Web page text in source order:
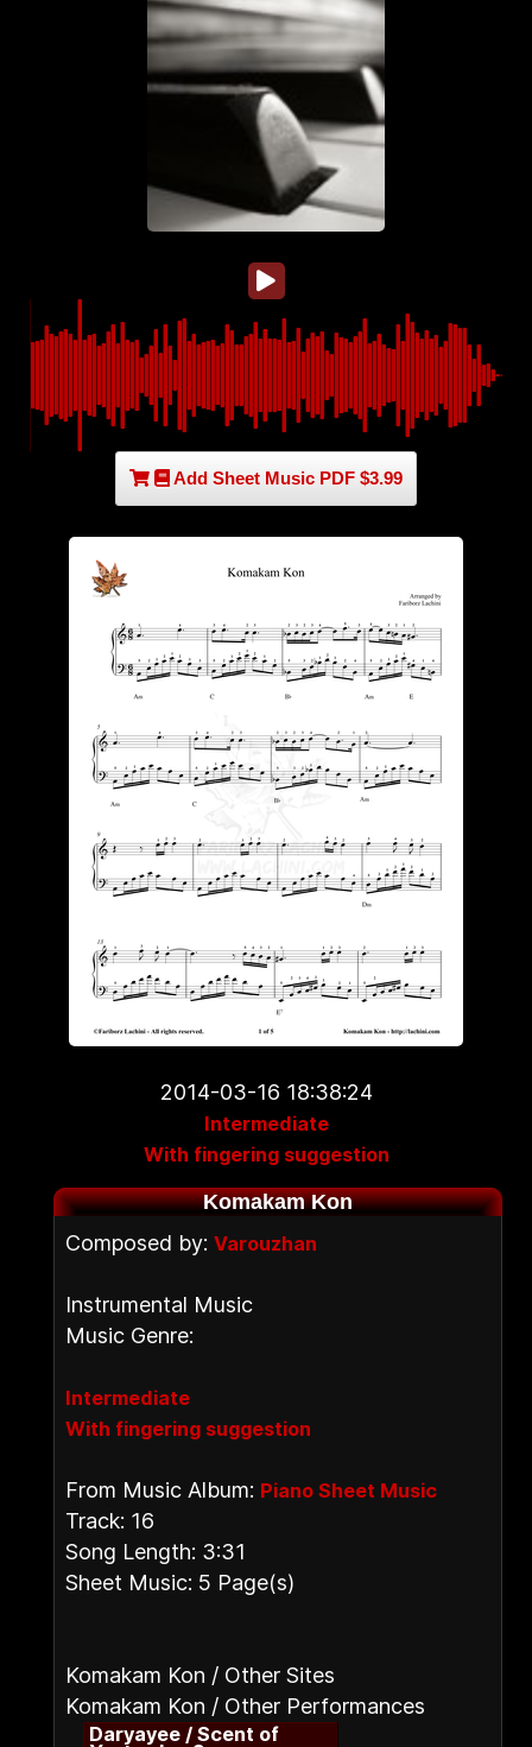
Add Sheet Music PDF $3.99
2014-03-16 18:38:24
Intermediate
With fingering suggestion
Komakam Kon
Composed by: Varouzhan
Instrumental Music
Music Genre:
Intermediate
With fingering suggestion
From Music Album: Piano Sheet Music
Track: 16
Song Length: 3:31
Sheet Music: 5 Page(s)
Komakam Kon / Other Sites
Komakam Kon / Other Performances
Daryayee / Scent of